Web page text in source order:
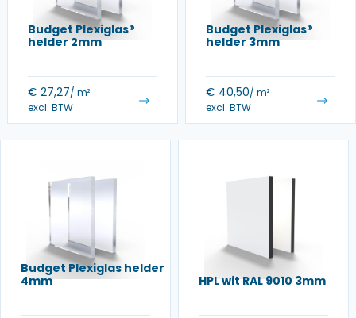
Budget Plexiglas®
helder 2mm
€ 27,27/ m²
excl. BTW
Budget Plexiglas®
helder 3mm
€ 40,50/ m²
excl. BTW
Budget Plexiglas helder
4mm
HPL wit RAL 9010 3mm